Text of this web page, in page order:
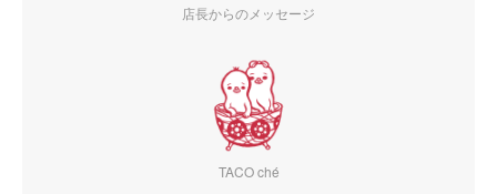
店長からのメッセージ
TACO ché